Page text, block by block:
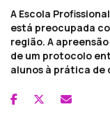
A Escola
está preocupada
região. A
de um protocolo
alunos à prática de